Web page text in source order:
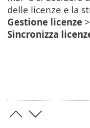
delle licenze e la
Gestione licenze >
Sincronizza